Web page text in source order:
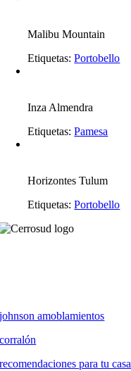
Malibu Mountain
Etiquetas:Portobello
Inza Almendra
Etiquetas:Pamesa
Horizontes Tulum
Etiquetas:Portobello
johnson amoblamientos
corralón
recomendaciones para tu casa